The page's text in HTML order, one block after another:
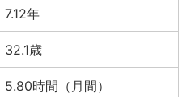
7.12年
32.1歳
5.80時間（月間）